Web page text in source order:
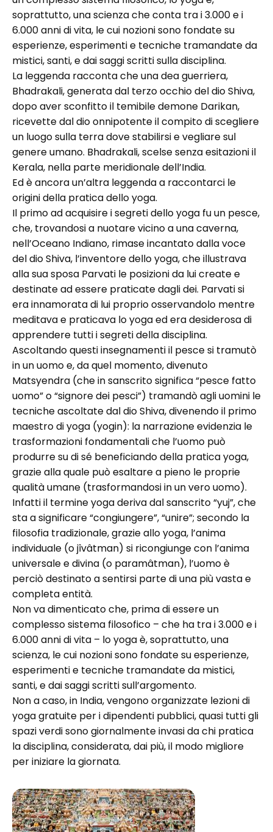
soprattutto, una scienza che conta tra i 3.000 e i
6.000 anni di vita, le cui nozioni sono fondate su
esperienze, esperimenti e tecniche tramandate da
mistici, santi, e dai saggi scritti sulla disciplina.
La leggenda racconta che una dea guerriera,
Bhadrakali, generata dal terzo occhio del dio Shiva,
dopo aver sconfitto il temibile demone Darikan,
ricevette dal dio onnipotente il compito di scegliere
un luogo sulla terra dove stabilirsi e vegliare sul
genere umano. Bhadrakali, scelse senza esitazioni il
Kerala, nella parte meridionale dell’India.
Ed è ancora un’altra leggenda a raccontarci le
origini della pratica dello yoga.
Il primo ad acquisire i segreti dello yoga fu un pesce,
che, trovandosi a nuotare vicino a una caverna,
nell’Oceano Indiano, rimase incantato dalla voce
del dio Shiva, l’inventore dello yoga, che illustrava
alla sua sposa Parvati le posizioni da lui create e
destinate ad essere praticate dagli dei. Parvati si
era innamorata di lui proprio osservandolo mentre
meditava e praticava lo yoga ed era desiderosa di
apprendere tutti i segreti della disciplina.
Ascoltando questi insegnamenti il pesce si tramutò
in un uomo e, da quel momento, divenuto
Matsyendra (che in sanscrito significa “pesce fatto
uomo” o “signore dei pesci”) tramandò agli uomini le
tecniche ascoltate dal dio Shiva, divenendo il primo
maestro di yoga (yogin): la narrazione evidenzia le
trasformazioni fondamentali che l’uomo può
produrre su di sé beneficiando della pratica yoga,
grazie alla quale può esaltare a pieno le proprie
qualità umane (trasformandosi in un vero uomo).
Infatti il termine yoga deriva dal sanscrito “yuj”, che
sta a significare “congiungere”, “unire”; secondo la
filosofia tradizionale, grazie allo yoga, l’anima
individuale (o jîvâtman) si ricongiunge con l’anima
universale e divina (o paramâtman), l’uomo è
perciò destinato a sentirsi parte di una più vasta e
completa entità.
Non va dimenticato che, prima di essere un
complesso sistema filosofico – che ha tra i 3.000 e i
6.000 anni di vita – lo yoga è, soprattutto, una
scienza, le cui nozioni sono fondate su esperienze,
esperimenti e tecniche tramandate da mistici,
santi, e dai saggi scritti sull’argomento.
Non a caso, in India, vengono organizzate lezioni di
yoga gratuite per i dipendenti pubblici, quasi tutti gli
spazi verdi sono giornalmente invasi da chi pratica
la disciplina, considerata, dai più, il modo migliore
per iniziare la giornata.